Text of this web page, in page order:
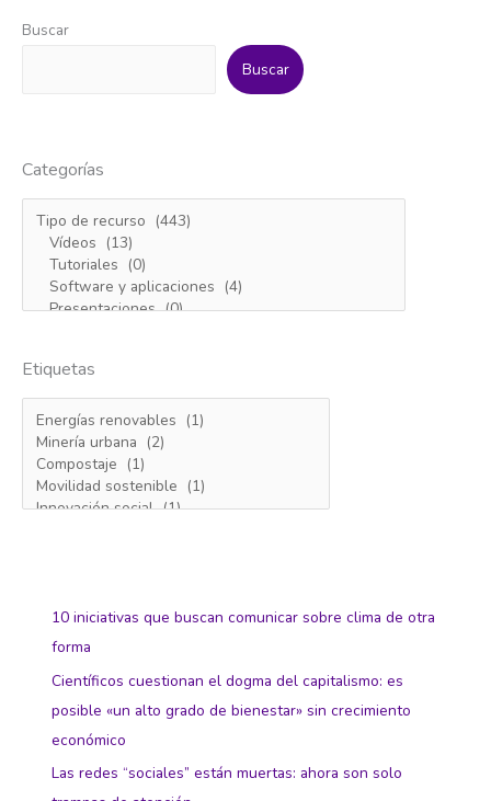
Buscar
Buscar
Categorías
Etiquetas
10 iniciativas que buscan comunicar sobre clima de otra
forma
Científicos cuestionan el dogma del capitalismo: es
posible «un alto grado de bienestar» sin crecimiento
económico
Las redes “sociales” están muertas: ahora son solo